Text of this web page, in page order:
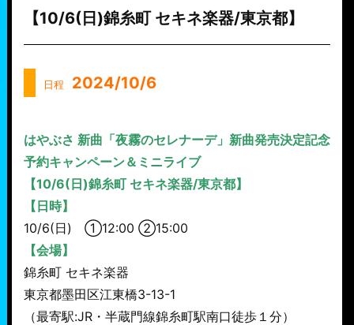
【10/6(日)錦糸町 セキネ楽器/東京都】
日程 2024/10/6
はやぶさ 新曲「夜霧のセレナーデ」新曲発売決定記念
予約キャンペーン＆ミニライブ
【10/6(日)錦糸町 セキネ楽器/東京都】
【日時】
10/6(日) ①12:00 ②15:00
【会場】
錦糸町 セキネ楽器
東京都墨田区江東橋3-13-1
（最寄駅:JR・半蔵門線錦糸町駅南口徒歩１分）